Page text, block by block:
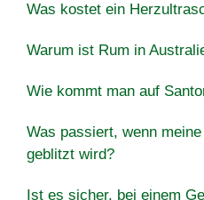
Was kostet ein
Warum ist Rum in
Wie kommt man auf
Was passiert, wenn
geblitzt wird?
Ist es sicher, bei einem